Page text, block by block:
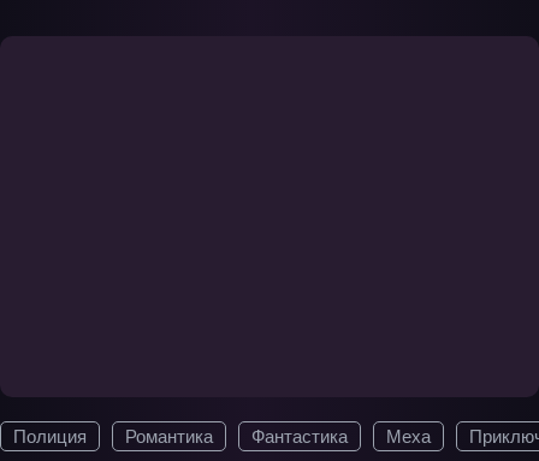
Полиция Романтика Фантастика Меха